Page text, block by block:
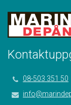
08-503 351 50